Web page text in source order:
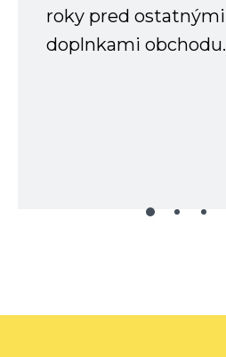
roky pred ostatnými
doplnkami obchodu.